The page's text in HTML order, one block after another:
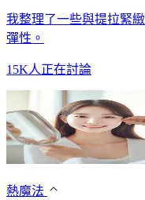
我整理了一些與提拉緊
彈性。
15K人正在討論
熱魔法